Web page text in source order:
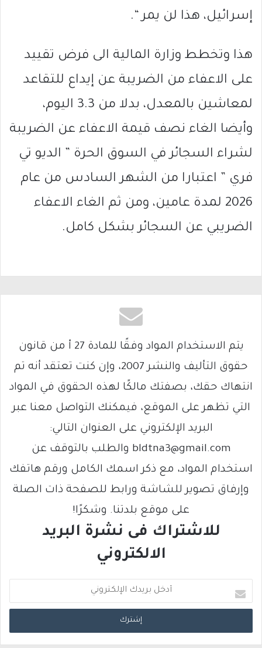
إسرائيل، هذا لن يمر “.
هذا وتخطط وزارة المالية الى فرض تقييد
على الاعفاء من الضريبة عن إيداع للتقاعد
لمعاشين بالمعدل، بدلا من 3.3 اليوم،
وأيضا الغاء نصف قيمة الاعفاء عن الضريبة
لشراء السجائر في السوق الحرة ” الديو تي
فري ” اعتبارا من الشهر السادس من عام
2026 لمدة عامين، ومن ثم الغاء الاعفاء
الضريبي عن السجائر بشكل كامل.
يتم الاستخدام المواد وفقًا للمادة 27 أ من قانون
حقوق التأليف والنشر 2007، وإن كنت تعتقد أنه تم
انتهاك حقك، بصفتك مالكًا لهذه الحقوق في المواد
التي تظهر على الموقع، فيمكنك التواصل معنا عبر
البريد الإلكتروني على العنوان التالي:
bldtna3@gmail.com والطلب بالتوقف عن
استخدام المواد، مع ذكر اسمك الكامل ورقم هاتفك
وإرفاق تصوير للشاشة ورابط للصفحة ذات الصلة
على موقع بلدتنا. وشكرًا!
للاشتراك فى نشرة البريد
الالكتروني
د
خ